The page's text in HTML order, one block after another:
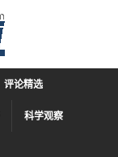
评论精选
科学观察